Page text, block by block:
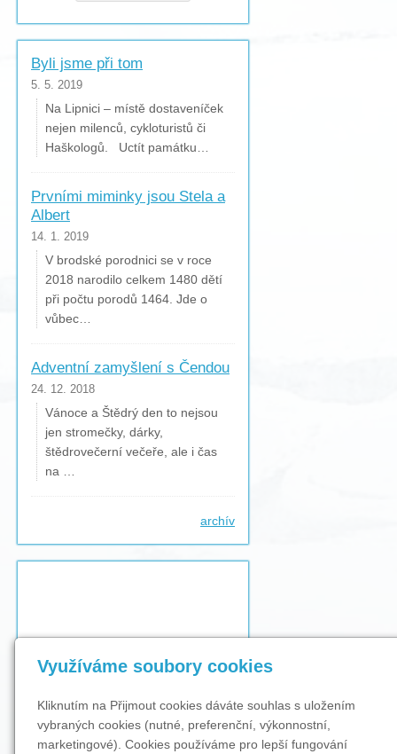
Byli jsme při tom
5. 5. 2019
Na Lipnici – místě dostaveníček
nejen milenců, cykloturistů či
Haškologů. Uctít památku…
Prvními miminky jsou Stela a
Albert
14. 1. 2019
V brodské porodnici se v roce
2018 narodilo celkem 1480 dětí
při počtu porodů 1464. Jde o
vůbec…
Adventní zamyšlení s Čendou
24. 12. 2018
Vánoce a Štědrý den to nejsou
jen stromečky, dárky,
štědrovečerní večeře, ale i čas
na …
archív
Využíváme soubory cookies
Kliknutím na Přijmout cookies dáváte souhlas s uložením
vybraných cookies (nutné, preferenční, výkonnostní,
marketingové). Cookies používáme pro lepší fungování